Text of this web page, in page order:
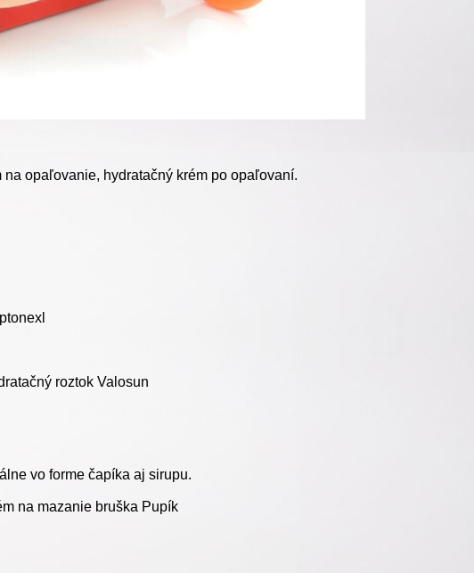
opaľovanie, hydratačný krém po opaľovaní.
roztok Valosun
vo forme čapíka aj sirupu.
na mazanie bruška Pupík